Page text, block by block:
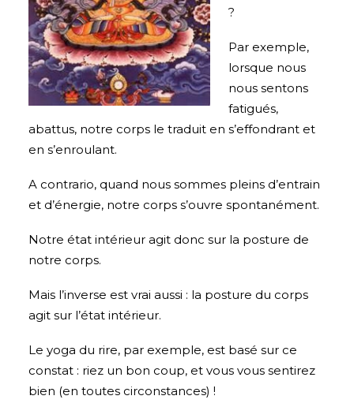
?
Par exemple,
lorsque nous
nous sentons
fatigués,
abattus, notre corps le traduit en s’effondrant et
en s’enroulant.
A contrario, quand nous sommes pleins d’entrain
et d’énergie, notre corps s’ouvre spontanément.
Notre état intérieur agit donc sur la posture de
notre corps.
Mais l’inverse est vrai aussi : la posture du corps
agit sur l’état intérieur.
Le yoga du rire, par exemple, est basé sur ce
constat : riez un bon coup, et vous vous sentirez
bien (en toutes circonstances) !